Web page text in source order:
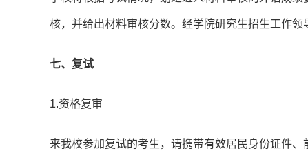
核，并给出材料审核分数。经学院研究生招生工作
七、复试
1.资格复审
来我校参加复试的考生，请携带有效居民身份证件